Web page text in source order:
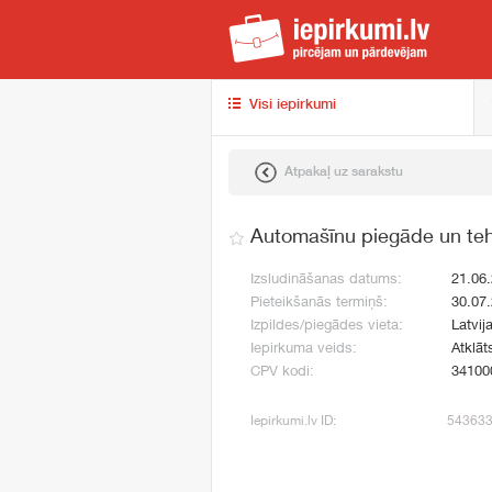
Visi iepirkumi
Atpakaļ uz sarakstu
Automašīnu piegāde un
Izsludināšanas datums:
Pieteikšanās termiņš:
Izpildes/piegādes vieta:
Latvija
Iepirkuma veids:
CPV kodi:
Iepirkumi.lv ID: